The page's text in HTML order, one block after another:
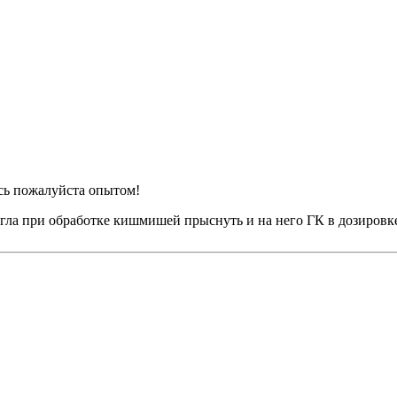
пожалуйста опытом!
при обработке кишмишей прыснуть и на него ГК в